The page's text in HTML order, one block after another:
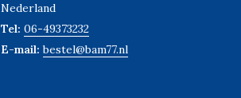
Nederland
Tel: 06-49373232
E-mail:bestel@bam77.nl